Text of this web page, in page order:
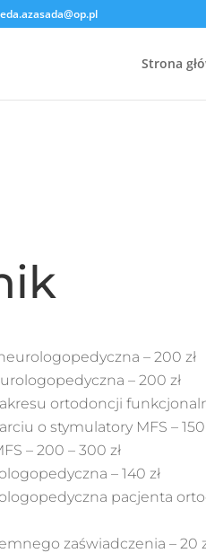
Strona
– 200 zł
– 200 zł
ortodoncji
o stymulatory MFS – 150
– 200 – 300 zł
– 140 zł
pacjenta
zaświadczenia – 20